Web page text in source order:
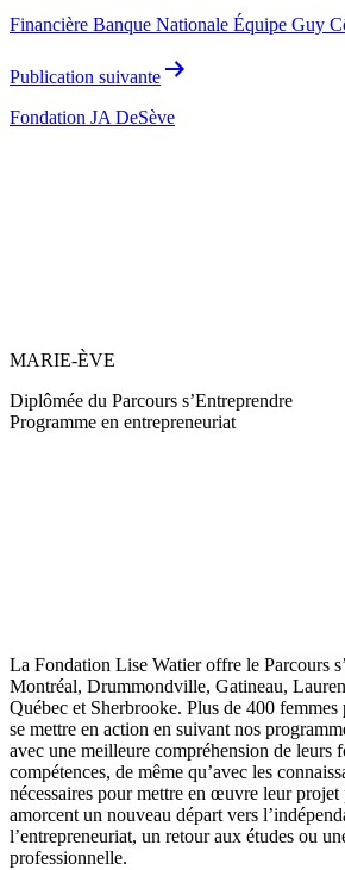
l’article
Financière Banque Nationale Équipe Guy
Publication suivante
Fondation JA DeSève
MARIE-ÈVE
Diplômée du Parcours s’Entreprendre
Programme en entrepreneuriat
La Fondation Lise Watier offre le Parcours
Montréal, Drummondville, Gatineau,
Québec et Sherbrooke. Plus de 400 femmes
se mettre en action en suivant nos
avec une meilleure compréhension de leurs
compétences, de même qu’avec les
nécessaires pour mettre en œuvre leur
amorcent un nouveau départ vers
l’entrepreneuriat, un retour aux études ou
professionnelle.